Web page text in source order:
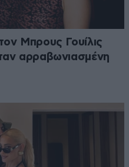
Μπρους Γουίλις
αρραβωνιασμένη